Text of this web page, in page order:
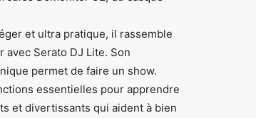
et ultra pratique, il rassemble
Serato DJ Lite. Son
permet de faire un show.
essentielles pour apprendre
et divertissants qui aident à bien